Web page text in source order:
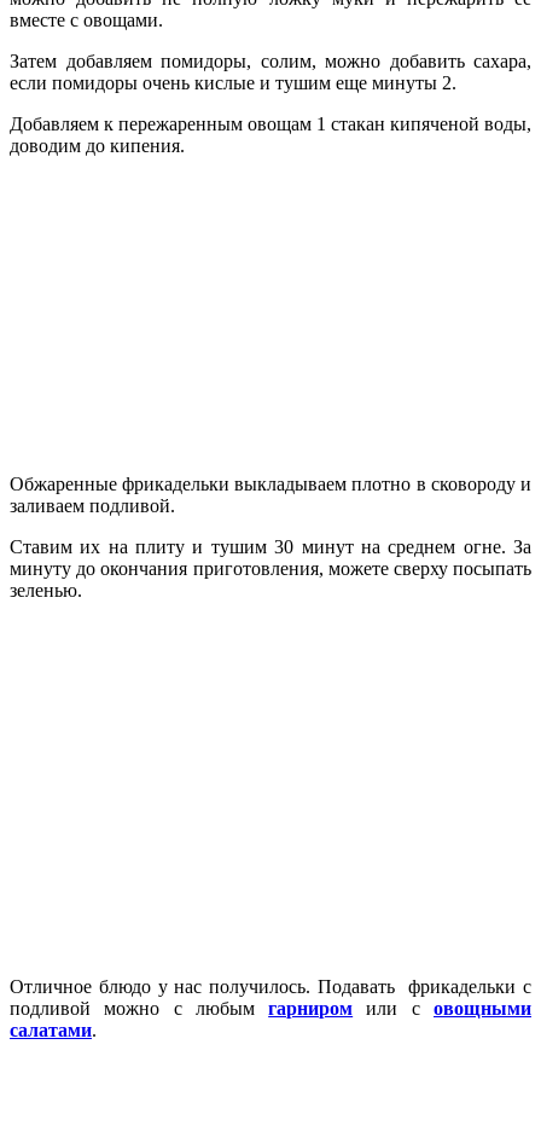
вместе с овощами.
Затем добавляем помидоры, солим, можно добавить сахара,
если помидоры очень кислые и тушим еще минуты 2.
Добавляем к пережаренным овощам 1 стакан кипяченой воды,
доводим до кипения.
Обжаренные фрикадельки выкладываем плотно в сковороду и
заливаем подливой.
Ставим их на плиту и тушим 30 минут на среднем огне. За
минуту до окончания приготовления, можете сверху посыпать
зеленью.
Отличное блюдо у нас получилось. Подавать фрикадельки с
подливой можно с любымгарниром или совощными
салатами.